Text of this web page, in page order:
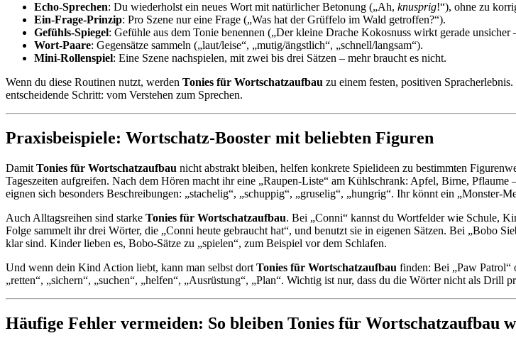
Echo-Sprechen: Du wiederholst ein neues Wort mit natürlicher Betonung („Ah, knusprig!“), ohne zu
Ein-Frage-Prinzip: Pro Szene nur eine Frage („Was hat der Grüffelo im Wald getroffen?“).
Gefühls-Spiegel: Gefühle aus dem Tonie benennen („Der kleine Drache Kokosnuss wirkt gerade unsicher
Wort-Paare: Gegensätze sammeln („laut/leise“, „mutig/ängstlich“, „schnell/langsam“).
Mini-Rollenspiel: Eine Szene nachspielen, mit zwei bis drei Sätzen – mehr braucht es nicht.
Wenn du diese Routinen nutzt, werden Tonies für Wortschatzaufbau zu einem festen, positiven
entscheidende Schritt: vom Verstehen zum Sprechen.
Praxisbeispiele: Wortschatz-Booster mit beliebten Figuren
Damit Tonies für Wortschatzaufbau nicht abstrakt bleiben, helfen konkrete Spielideen zu bestimmten
Tageszeiten aufgreifen. Nach dem Hören macht ihr eine „Raupen-Liste“ am Kühlschrank: Apfel, Birne,
eignen sich besonders Beschreibungen: „stachelig“, „schuppig“, „gruselig“, „hungrig“. Ihr könnt ein „Monster-
Auch Alltagsreihen sind starke Tonies für Wortschatzaufbau. Bei „Conni“ kannst du Wortfelder wie Schule,
Folge sammelt ihr drei Wörter, die „Conni heute gebraucht hat“, und benutzt sie in eigenen Sätzen. Bei „Bobo
klar sind. Kinder lieben es, Bobo-Sätze zu „spielen“, zum Beispiel vor dem Schlafen.
Und wenn dein Kind Action liebt, kann man selbst dort Tonies für Wortschatzaufbau finden: Bei „Paw Patrol“
„retten“, „sichern“, „suchen“, „helfen“, „Ausrüstung“, „Plan“. Wichtig ist nur, dass du die Wörter nicht als
Häufige Fehler vermeiden: So bleiben Tonies für Wortschatzaufbau